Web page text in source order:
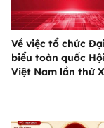
Về việc tổ chức
biểu toàn quốc
Việt Nam lần thứ